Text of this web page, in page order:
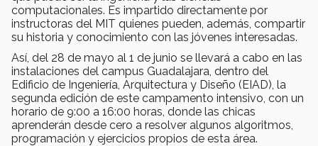
computacionales. Es impartido directamente por
instructoras del MIT quienes pueden, además, compartir
su historia y conocimiento con las jóvenes interesadas.
Así, del 28 de mayo al 1 de junio se llevará a cabo en las
instalaciones del campus Guadalajara, dentro del
Edificio de Ingeniería, Arquitectura y Diseño (EIAD), la
segunda edición de este campamento intensivo, con un
horario de 9:00 a 16:00 horas, donde las chicas
aprenderán desde cero a resolver algunos algoritmos,
programación y ejercicios propios de esta área.